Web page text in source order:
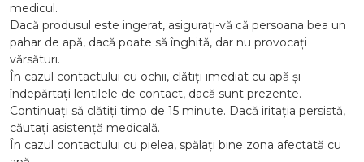
medicul.
Dacă produsul este ingerat, asigurați-vă că persoana bea un
pahar de apă, dacă poate să înghită, dar nu provocați
vărsături.
În cazul contactului cu ochii, clătiți imediat cu apă și
îndepărtați lentilele de contact, dacă sunt prezente.
Continuați să clătiți timp de 15 minute. Dacă iritația persistă,
căutați asistență medicală.
În cazul contactului cu pielea, spălați bine zona afectată cu